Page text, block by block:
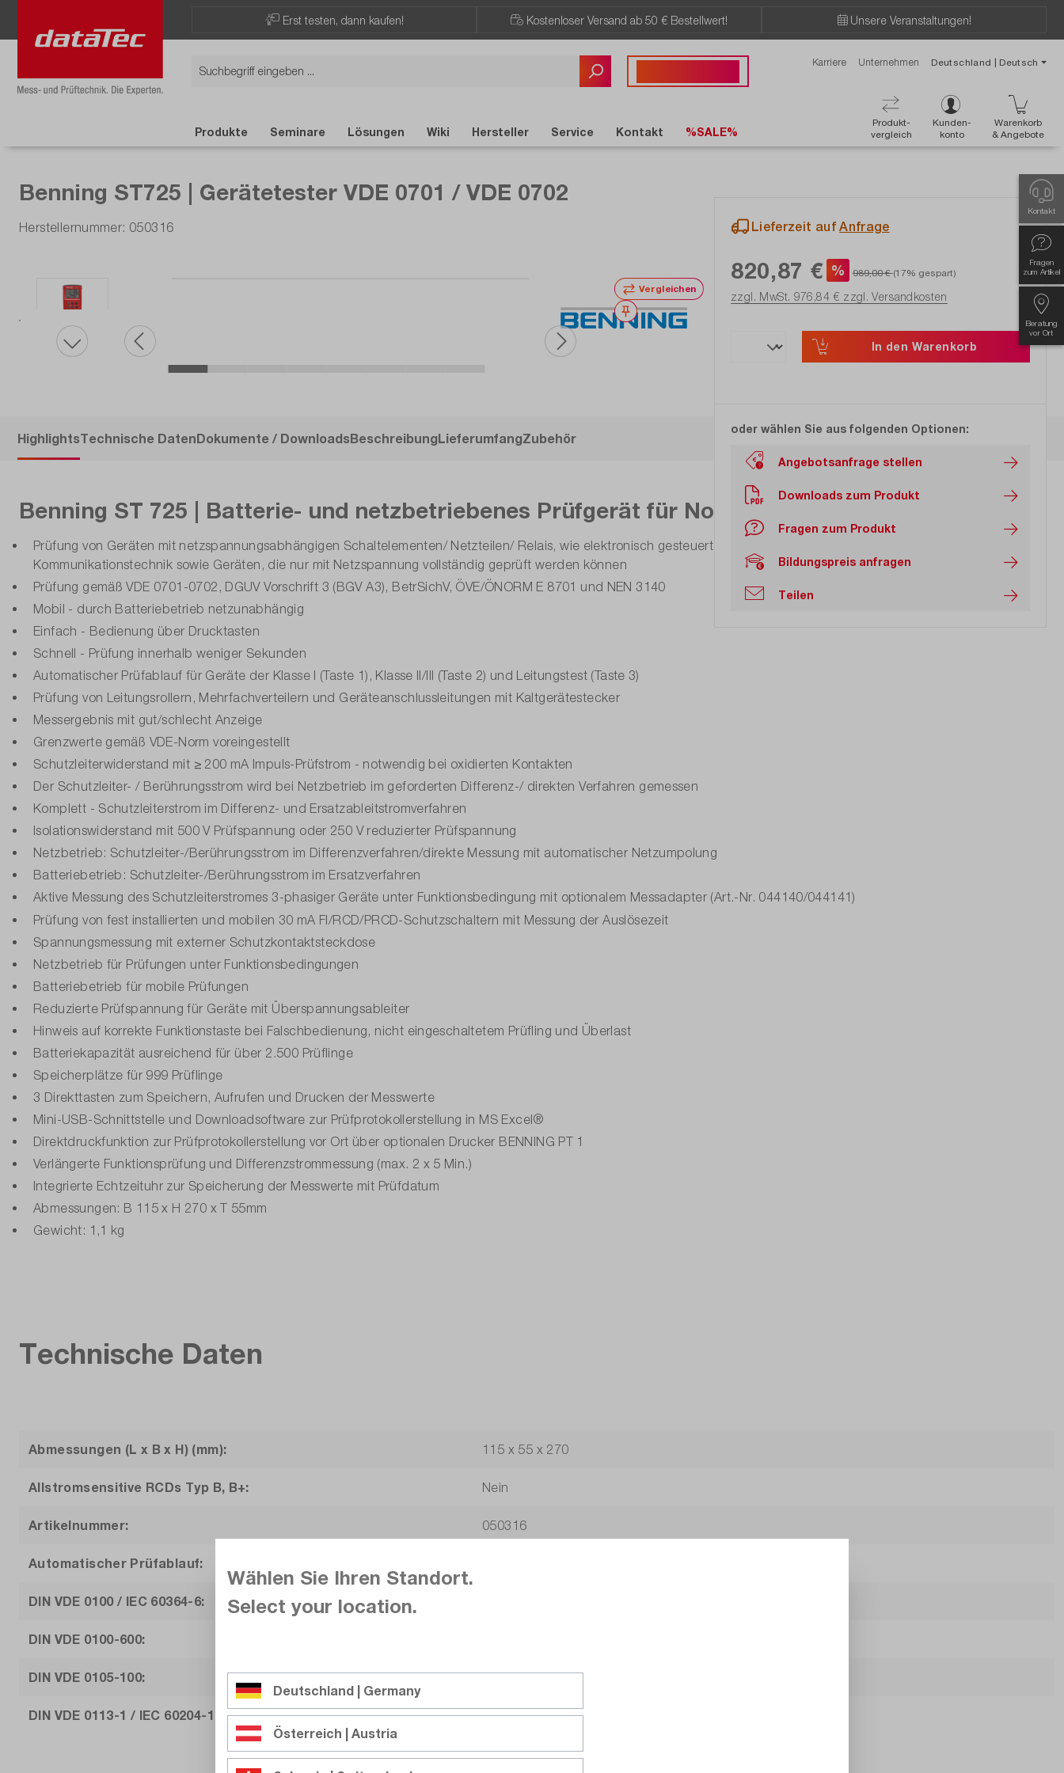
Erst testen, dann kaufen! Kostenloser Versand ab 50 € Bestellwert! Unsere Veranstaltungen!
Karriere Unternehmen Deutschland | Deutsch
Produkt-
vergleich
Kunden-
konto
Warenkorb
& Angebote
Produkte Seminare Lösungen Wiki Hersteller Service Kontakt %SALE%
Kontakt
Fragen
zum Artikel
Beratung
vor Ort
Benning ST725 | Gerätetester VDE 0701 / VDE 0702
Herstellernummer: 050316
Vergleichen
Merken
Lieferzeit aufAnfrage
820,87 € % 989,00 €(17% gespart)
zzgl. MwSt. 976,84 € zzgl. Versandkosten
In den Warenkorb
oder wählen Sie aus folgenden Optionen:
Angebotsanfrage stellen
Downloads zum Produkt
Fragen zum Produkt
Bildungspreis anfragen
Teilen
HighlightsTechnische DatenDokumente / DownloadsBeschreibungLieferumfangZubehör
Benning ST 725 | Batterie- und netzbetriebenes Prüfgerät für Norm VDE 0701 / VDE 0702.
Prüfung von Geräten mit netzspannungsabhängigen Schaltelementen/ Netzteilen/ Relais, wie elektronisch gesteuerte Geräte/Werkzeuge, Geräte der Informations- und
Kommunikationstechnik sowie Geräten, die nur mit Netzspannung vollständig geprüft werden können
Prüfung gemäß VDE 0701-0702, DGUV Vorschrift 3 (BGV A3), BetrSichV, ÖVE/ÖNORM E 8701 und NEN 3140
Mobil - durch Batteriebetrieb netzunabhängig
Einfach - Bedienung über Drucktasten
Schnell - Prüfung innerhalb weniger Sekunden
Automatischer Prüfablauf für Geräte der Klasse I (Taste 1), Klasse II/III (Taste 2) und Leitungstest (Taste 3)
Prüfung von Leitungsrollern, Mehrfachverteilern und Geräteanschlussleitungen mit Kaltgerätestecker
Messergebnis mit gut/schlecht Anzeige
Grenzwerte gemäß VDE-Norm voreingestellt
Schutzleiterwiderstand mit ≥ 200 mA Impuls-Prüfstrom - notwendig bei oxidierten Kontakten
Der Schutzleiter- / Berührungsstrom wird bei Netzbetrieb im geforderten Differenz-/ direkten Verfahren gemessen
Komplett - Schutzleiterstrom im Differenz- und Ersatzableitstromverfahren
Isolationswiderstand mit 500 V Prüfspannung oder 250 V reduzierter Prüfspannung
Netzbetrieb: Schutzleiter-/Berührungsstrom im Differenzverfahren/direkte Messung mit automatischer Netzumpolung
Batteriebetrieb: Schutzleiter-/Berührungsstrom im Ersatzverfahren
Aktive Messung des Schutzleiterstromes 3-phasiger Geräte unter Funktionsbedingung mit optionalem Messadapter (Art.-Nr. 044140/044141)
Prüfung von fest installierten und mobilen 30 mA FI/RCD/PRCD-Schutzschaltern mit Messung der Auslösezeit
Spannungsmessung mit externer Schutzkontaktsteckdose
Netzbetrieb für Prüfungen unter Funktionsbedingungen
Batteriebetrieb für mobile Prüfungen
Reduzierte Prüfspannung für Geräte mit Überspannungsableiter
Hinweis auf korrekte Funktionstaste bei Falschbedienung, nicht eingeschaltetem Prüfling und Überlast
Batteriekapazität ausreichend für über 2.500 Prüflinge
Speicherplätze für 999 Prüflinge
3 Direkttasten zum Speichern, Aufrufen und Drucken der Messwerte
Mini-USB-Schnittstelle und Downloadsoftware zur Prüfprotokollerstellung in MS Excel®
Direktdruckfunktion zur Prüfprotokollerstellung vor Ort über optionalen Drucker BENNING PT 1
Verlängerte Funktionsprüfung und Differenzstrommessung (max. 2 x 5 Min.)
Integrierte Echtzeituhr zur Speicherung der Messwerte mit Prüfdatum
Abmessungen: B 115 x H 270 x T 55mm
Gewicht: 1,1 kg
Technische Daten
Abmessungen (L x B x H) (mm): 115 x 55 x 270
Allstromsensitive RCDs Typ B, B+: Nein
Artikelnummer: 050316
Automatischer Prüfablauf:
DIN VDE 0100 / IEC 60364-6:
DIN VDE 0100-600:
DIN VDE 0105-100: Nein
DIN VDE 0113-1 / IEC 60204-1: Nein
Nein
Wählen Sie Ihren Standort.
Select your location.
Deutschland | Germany
Österreich | Austria